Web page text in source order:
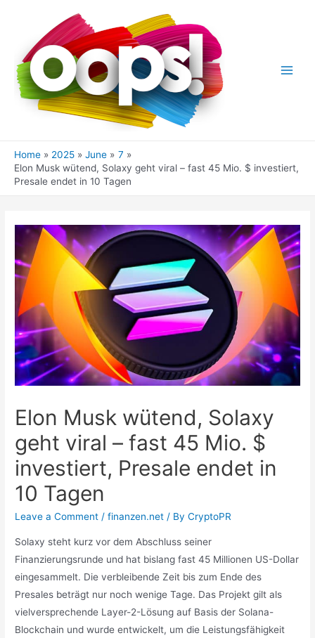
Home 2025 June
7
Elon Musk wütend, Solaxy geht viral – fast 45 Mio. $ investiert,
Presale endet in 10 Tagen
Elon Musk wütend, Solaxy
geht viral – fast 45 Mio. $
investiert, Presale endet in
10 Tagen
Leave a Comment /finanzen.net / ByCryptoPR
Solaxy steht kurz vor dem Abschluss seiner
Finanzierungsrunde und hat bislang fast 45 Millionen US-Dollar
eingesammelt. Die verbleibende Zeit bis zum Ende des
Presales beträgt nur noch wenige Tage. Das Projekt gilt als
vielversprechende Layer-2-Lösung auf Basis der Solana-
Blockchain und wurde entwickelt, um die Leistungsfähigkeit